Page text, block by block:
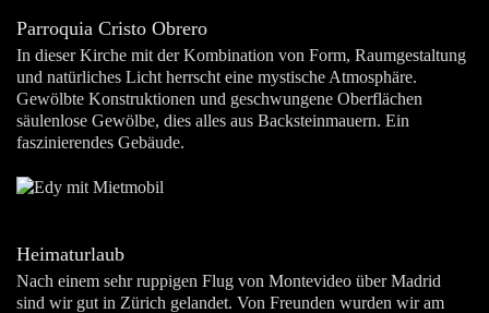
Parroquia Cristo Obrero
In dieser Kirche mit der Kombination von Form, Raumgestaltung
und natürliches Licht herrscht eine mystische Atmosphäre.
Gewölbte Konstruktionen und geschwungene Oberflächen
säulenlose Gewölbe, dies alles aus Backsteinmauern. Ein
faszinierendes Gebäude.
Heimaturlaub
Nach einem sehr ruppigen Flug von Montevideo über Madrid
sind wir gut in Zürich gelandet. Von Freunden wurden wir am